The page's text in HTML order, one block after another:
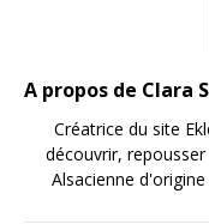
A propos de Clara
Créatrice du site
découvrir,
Alsacienne